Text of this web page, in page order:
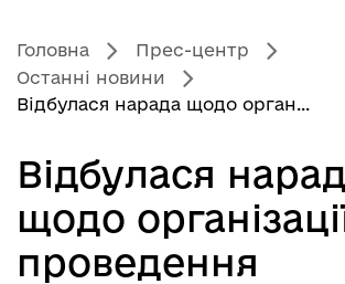
Головна
Прес-центр
Останні новини
Відбулася нарада щодо орган...
Відбулася
щодо
проведення